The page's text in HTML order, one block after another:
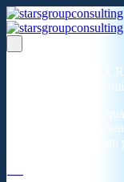
Un réseau de 05
dans 03 zones
''Des prestations de
la garantie de
Nous avons beaucoup